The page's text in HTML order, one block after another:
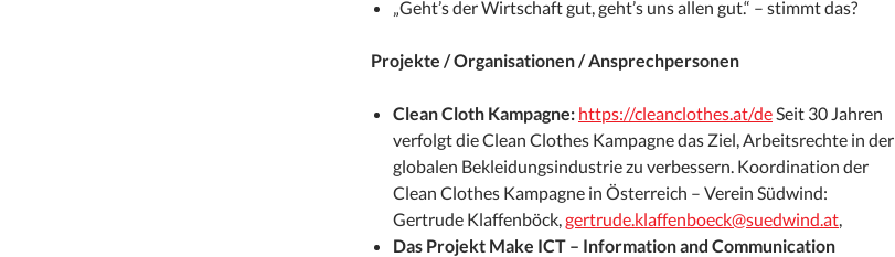
„Geht’s der Wirtschaft gut, geht’s uns allen gut.“ – stimmt das?
Projekte / Organisationen / Ansprechpersonen
Clean Cloth Kampagne: https://cleanclothes.at/deSeit 30 Jahren
verfolgt die Clean Clothes Kampagne das Ziel, Arbeitsrechte in der
globalen Bekleidungsindustrie zu verbessern. Koordination der
Clean Clothes Kampagne in Österreich – Verein Südwind:
Gertrude Klaffenböck,gertrude.klaffenboeck@suedwind.at,
Das Projekt Make ICT – Information and Communication